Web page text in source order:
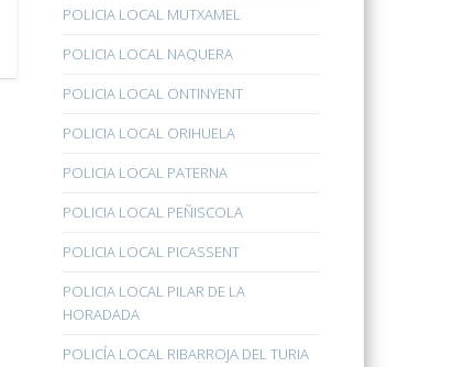
POLICIA LOCAL MUTXAMEL
POLICIA LOCAL NAQUERA
POLICIA LOCAL ONTINYENT
POLICIA LOCAL ORIHUELA
POLICIA LOCAL PATERNA
POLICIA LOCAL PEÑISCOLA
POLICIA LOCAL PICASSENT
POLICIA LOCAL PILAR DE LA
HORADADA
POLICÍA LOCAL RIBARROJA DEL TURIA